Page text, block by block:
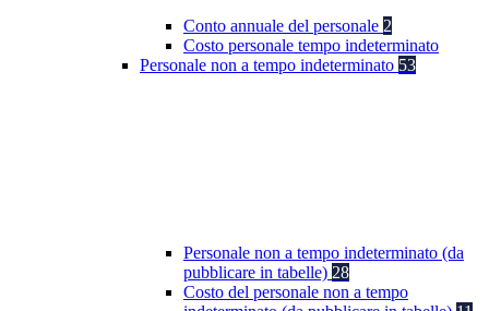
Conto annuale del personale 2
Costo personale tempo indeterminato
Personale non a tempo indeterminato 53
Personale non a tempo indeterminato (da
pubblicare in tabelle) 28
Costo del personale non a tempo